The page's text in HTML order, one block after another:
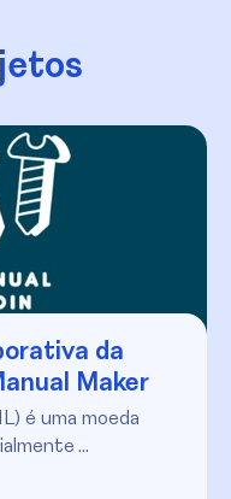
da
Maker
é uma moeda
…